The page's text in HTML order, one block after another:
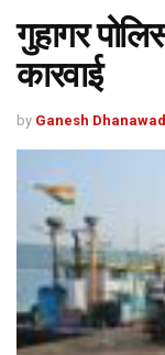
गुहागर
कारवाई
by Ganesh